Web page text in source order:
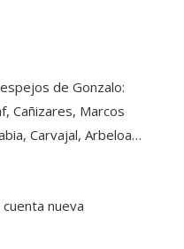
de Gonzalo:
Cañizares, Marcos
Carvajal, Arbeloa…
nueva